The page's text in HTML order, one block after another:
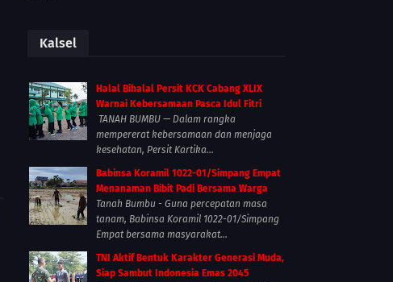
Kalsel
Halal Bihalal Persit KCK Cabang XLIX
Warnai Kebersamaan Pasca Idul Fitri
TANAH BUMBU — Dalam rangka
mempererat kebersamaan dan menjaga
kesehatan, Persit Kartika...
Babinsa Koramil 1022-01/Simpang Empat
Menanaman Bibit Padi Bersama Warga
Tanah Bumbu - Guna percepatan masa
tanam, Babinsa Koramil 1022-01/Simpang
Empat bersama masyarakat...
TNI Aktif Bentuk Karakter Generasi Muda,
Siap Sambut Indonesia Emas 2045